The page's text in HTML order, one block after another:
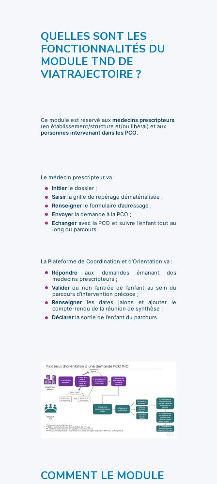
QUELLES SONT LES
FONCTIONNALITÉS DU
MODULE TND DE
VIATRAJECTOIRE ?
Ce module est réservé aux médecins prescripteurs
(en établissement/structure et/ou libéral) et aux
personnes intervenant dans les PCO.
Le médecin prescripteur va :
Initierle dossier ;
Saisirla grille de repérage dématérialisée ;
Renseignerle formulaire d’adressage ;
Envoyerla demande à la PCO ;
Echangeravec la PCO et suivre l’enfant tout au
long du parcours.
La Plateforme de Coordination et d’Orientation va :
Répondre aux demandes émanant des
médecins prescripteurs ;
Validerou non l’entrée de l’enfant au sein du
parcours d’intervention précoce ;
Renseignerles dates jalons et ajouter le
compte-rendu de la réunion de synthèse ;
Déclarerla sortie de l’enfant du parcours.
COMMENT LE MODULE